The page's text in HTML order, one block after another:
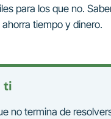
para los que no.
ahorra tiempo y dinero.
ti
no termina de